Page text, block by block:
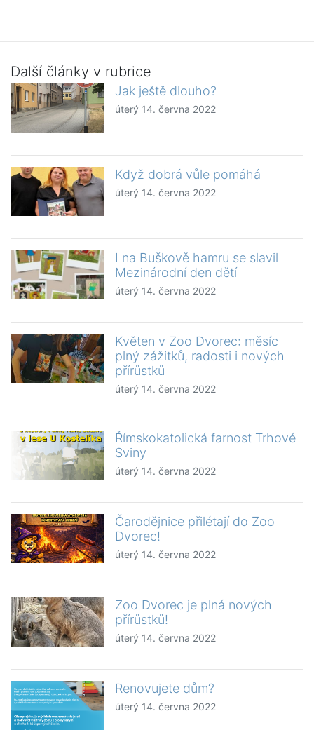
Další články v rubrice
Jak ještě dlouho?
úterý 14. června 2022
Když dobrá vůle pomáhá
úterý 14. června 2022
I na Buškově hamru se slavil
Mezinárodní den dětí
úterý 14. června 2022
Květen v Zoo Dvorec: měsíc
plný zážitků, radosti i nových
přírůstků
úterý 14. června 2022
Římskokatolická farnost Trhové
Sviny
úterý 14. června 2022
Čarodějnice přilétají do Zoo
Dvorec!
úterý 14. června 2022
Zoo Dvorec je plná nových
přírůstků!
úterý 14. června 2022
Renovujete dům?
úterý 14. června 2022